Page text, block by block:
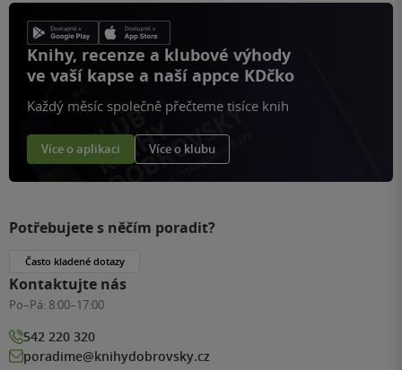
Knihy, recenze a klubové výhody
ve vaší kapse a naší appce KDčko
Každý měsíc společně přečteme tisíce knih
Více o aplikaci Více o klubu
Potřebujete s něčím poradit?
Často kladené dotazy
Kontaktujte nás
Po–Pá: 8:00–17:00
542 220 320
poradime@knihydobrovsky.cz